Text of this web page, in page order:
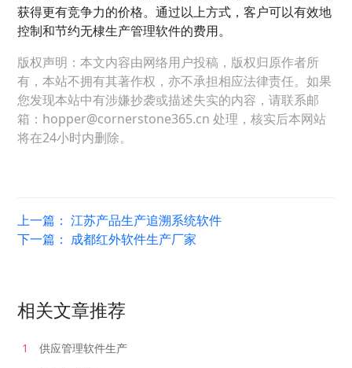
获得更有竞争力的价格。通过以上方式，客户可以有效地
控制和节约无棣生产管理软件的费用。
版权声明：本文内容由网络用户投稿，版权归原作者所
有，本站不拥有其著作权，亦不承担相应法律责任。如果
您发现本站中有涉嫌抄袭或描述失实的内容，请联系邮
箱：hopper@cornerstone365.cn 处理，核实后本网站
将在24小时内删除。
上一篇：江苏产品生产追溯系统软件
下一篇： 成都红外软件生产厂家
相关文章推荐
1
供应管理软件生产